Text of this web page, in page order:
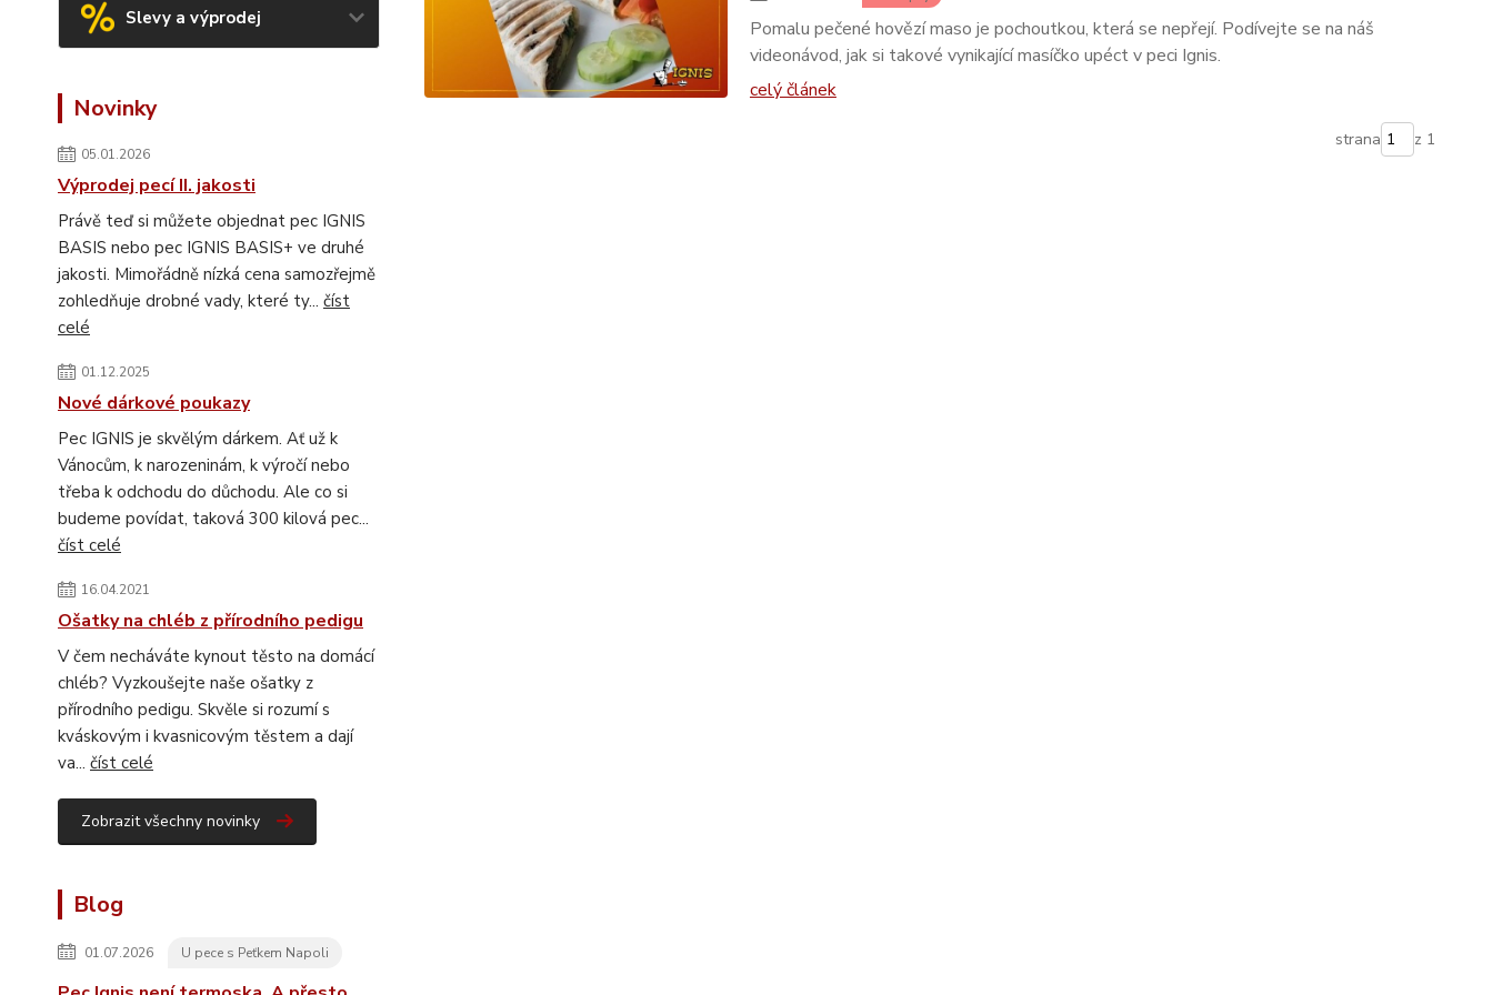
Slevy a výprodej
Novinky
05.01.2026
Výprodej pecí II. jakosti
Právě teď si můžete objednat pec IGNIS
BASIS nebo pec IGNIS BASIS+ ve druhé
jakosti. Mimořádně nízká cena samozřejmě
zohledňuje drobné vady, které ty... číst
celé
01.12.2025
Nové dárkové poukazy
Pec IGNIS je skvělým dárkem. Ať už k
Vánocům, k narozeninám, k výročí nebo
třeba k odchodu do důchodu. Ale co si
budeme povídat, taková 300 kilová pec...
číst celé
16.04.2021
Ošatky na chléb z přírodního pedigu
V čem necháváte kynout těsto na domácí
chléb? Vyzkoušejte naše ošatky z
přírodního pedigu. Skvěle si rozumí s
kváskovým i kvasnicovým těstem a dají
va... číst celé
Zobrazit všechny novinky
Blog
01.07.2026 U pece s Peťkem Napoli
Pomalu pečené hovězí maso je pochoutkou, která se nepřejí. Podívejte se na náš
videonávod, jak si takové vynikající masíčko upéct v peci Ignis.
celý článek
strana z 1